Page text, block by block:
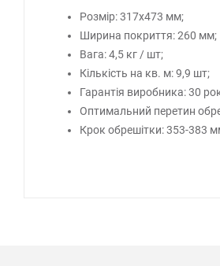
Розмір: 317х473 мм;
Ширина покриття: 260 мм;
Вага: 4,5 кг / шт;
Кількість на кв. м: 9,9 шт;
Гарантія виробника: 30
Оптимальний перетин
Крок обрешітки: 353-383